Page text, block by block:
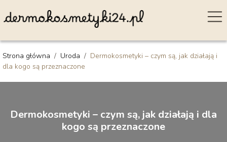
Strona główna / Uroda / Dermokosmetyki – czym są, jak działają i
dla kogo są przeznaczone
Dermokosmetyki – czym są, jak działają i dla
kogo są przeznaczone